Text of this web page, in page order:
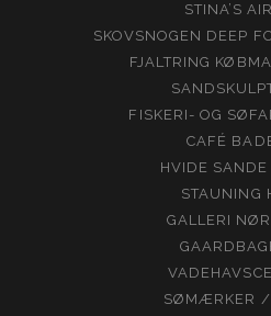
STINA’S
SKOVSNOGEN DEEP
FJALTRING
FISKERI- OG
CAFÉ
HVIDE SANDE
STAUNING
GALLERI
SØMÆRKER /